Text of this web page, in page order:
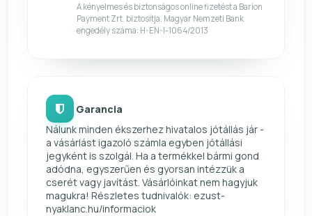
A kényelmes és biztonságos online fizetést a Barion
Payment Zrt. biztosítja. Magyar Nemzeti Bank
engedély száma: H-EN-I-1064/2013
Garancia
Nálunk minden ékszerhez hivatalos jótállás jár -
a vásárlást igazoló számla egyben jótállási
jegyként is szolgál. Ha a termékkel bármi gond
adódna, egyszerűen és gyorsan intézzük a
cserét vagy javítást. Vásárlóinkat nem hagyjuk
magukra! Részletes tudnivalók: ezust-
nyaklanc.hu/informaciok